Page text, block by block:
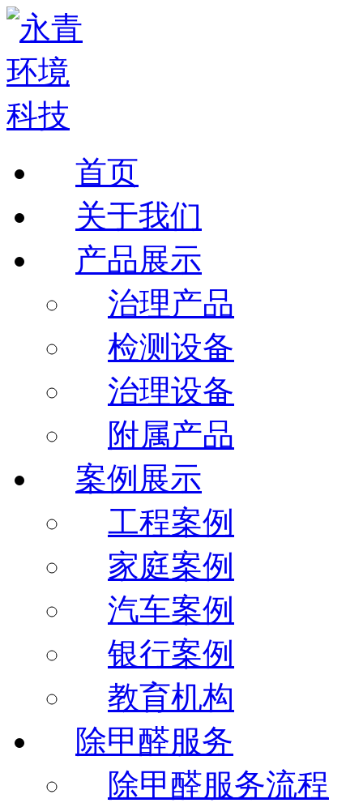
首页
关于我们
产品展示
治理产品
检测设备
治理设备
附属产品
案例展示
工程案例
家庭案例
汽车案例
银行案例
教育机构
除甲醛服务
除甲醛服务流程